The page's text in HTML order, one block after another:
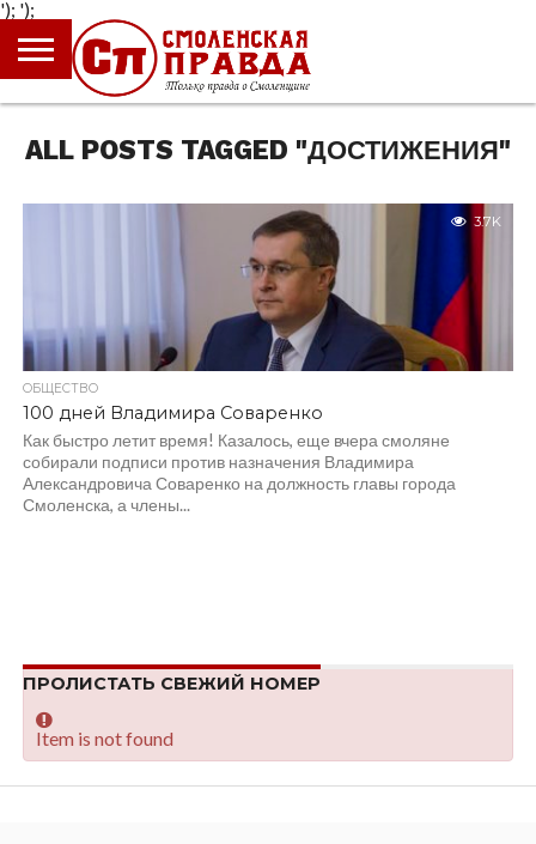
');
ГЛАВНАЯ
НОВОСТИ
ПРОИСШЕСТВИЯ
ПОЛИТИКА
КУЛЬТУРА
ЭКОНОМИКА
ОБЩЕСТВО
БЛОГИ
ALL POSTS TAGGED "ДОСТИЖЕНИЯ"
3.7K
ОБЩЕСТВО
100 дней Владимира Соваренко
Как быстро летит время! Казалось, еще вчера смоляне
собирали подписи против назначения Владимира
Александровича Соваренко на должность главы города
Смоленска, а члены...
ПРОЛИСТАТЬ СВЕЖИЙ НОМЕР
Item is not found
');